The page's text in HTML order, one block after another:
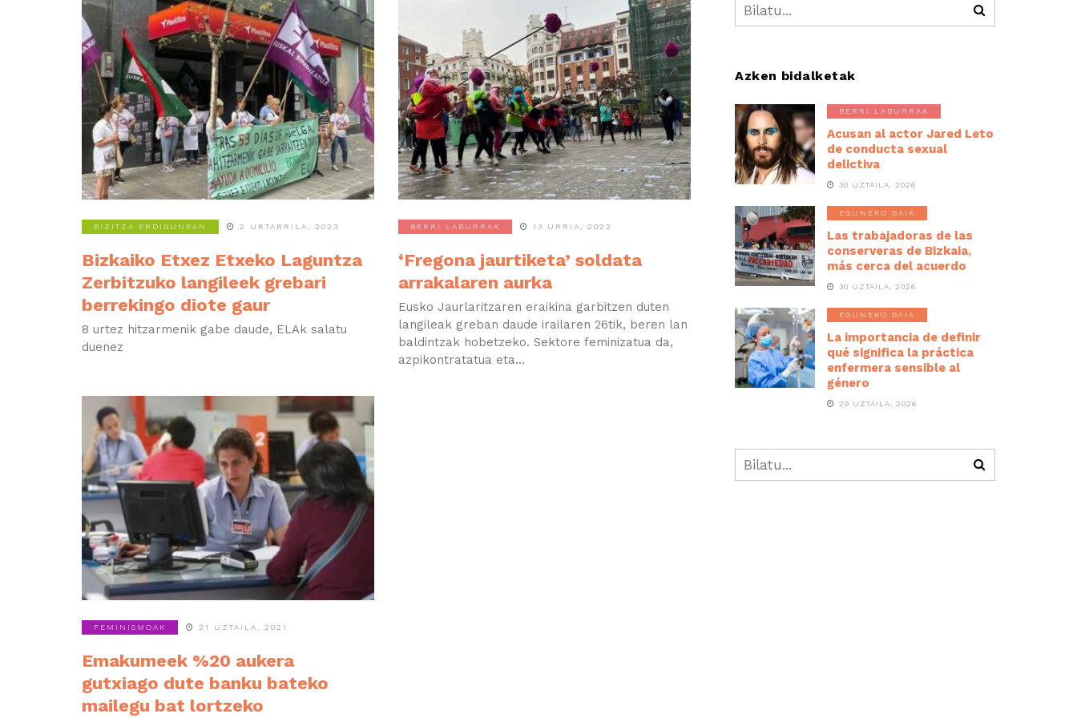
BIZITZA ERDIGUNEAN 2 URTARRILA, 2023
Bizkaiko Etxez Etxeko Laguntza
Zerbitzuko langileek grebari
berrekingo diote gaur
8 urtez hitzarmenik gabe daude, ELAk salatu
duenez
BERRI LABURRAK 13 URRIA, 2022
‘Fregona jaurtiketa’ soldata
arrakalaren aurka
Eusko Jaurlaritzaren eraikina garbitzen duten
langileak greban daude irailaren 26tik, beren lan
baldintzak hobetzeko. Sektore feminizatua da,
azpikontratatua eta...
FEMINISMOAK 21 UZTAILA, 2021
Emakumeek %20 aukera
gutxiago dute banku bateko
mailegu bat lortzeko
Azken bidalketak
BERRI LABURRAK
Acusan al actor Jared Leto
de conducta sexual
delictiva
30 UZTAILA, 2026
EGUNEKO GAIA
Las trabajadoras de las
conserveras de Bizkaia,
más cerca del acuerdo
30 UZTAILA, 2026
EGUNEKO GAIA
La importancia de definir
qué significa la práctica
enfermera sensible al
género
29 UZTAILA, 2026